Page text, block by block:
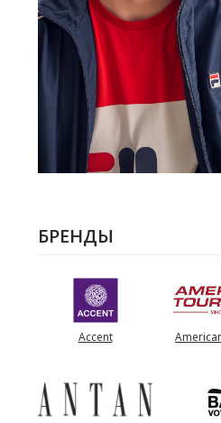
БРЕНДЫ
Accent